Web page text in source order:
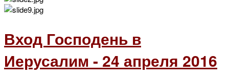
Вход Господень в
Иерусалим - 24 апреля 2016